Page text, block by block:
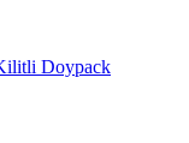
Doypack